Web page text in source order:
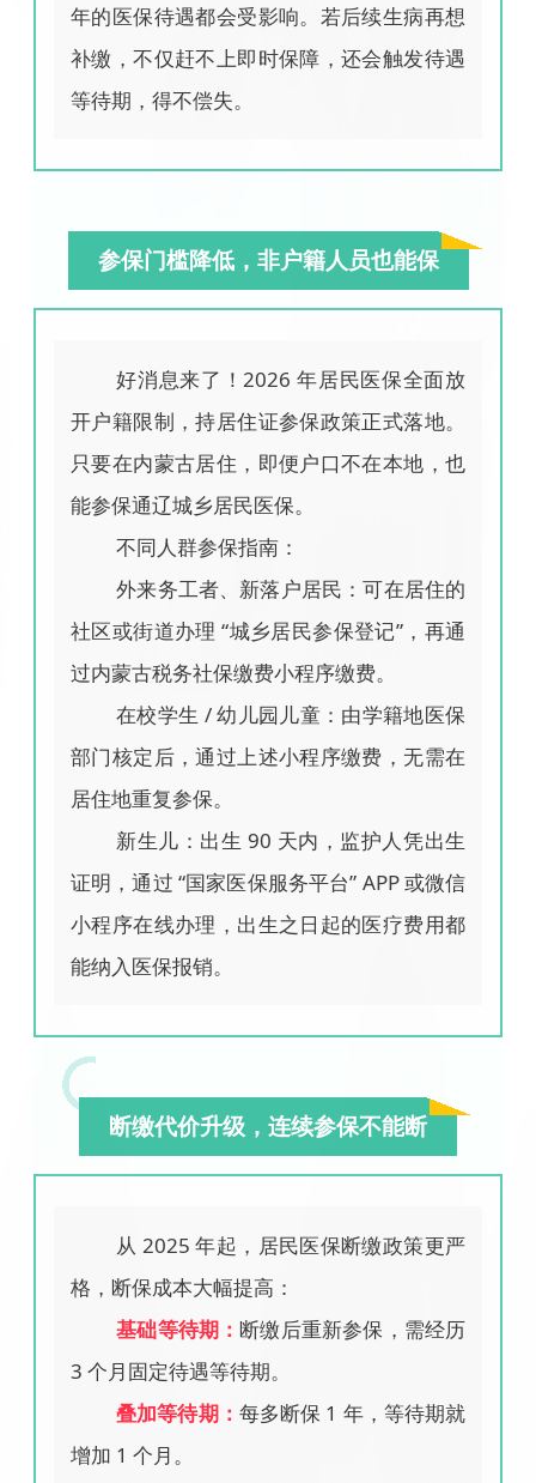
年的医保待遇都会受影响。若后续生病再想
补缴，不仅赶不上即时保障，还会触发待遇
等待期，得不偿失。
参保门槛降低，非户籍人员也能保
好消息来了！2026 年居民医保全面放
开户籍限制，持居住证参保政策正式落地。
只要在内蒙古居住，即便户口不在本地，也
能参保通辽城乡居民医保。
不同人群参保指南：
外来务工者、新落户居民：可在居住的
社区或街道办理 “城乡居民参保登记”，再通
过内蒙古税务社保缴费小程序缴费。
在校学生 / 幼儿园儿童：由学籍地医保
部门核定后，通过上述小程序缴费，无需在
居住地重复参保。
新生儿：出生 90 天内，监护人凭出生
证明，通过 “国家医保服务平台” APP 或微信
小程序在线办理，出生之日起的医疗费用都
能纳入医保报销。
断缴代价升级，连续参保不能断
从 2025 年起，居民医保断缴政策更严
格，断保成本大幅提高：
基础等待期：断缴后重新参保，需经历
3 个月固定待遇等待期。
叠加等待期： 每多断保 1 年，等待期就
增加 1 个月。